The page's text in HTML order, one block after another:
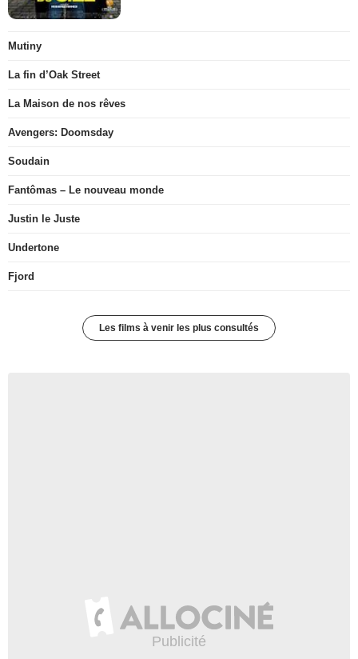
Mutiny
La fin d’Oak Street
La Maison de nos rêves
Avengers: Doomsday
Soudain
Fantômas – Le nouveau monde
Justin le Juste
Undertone
Fjord
Les films à venir les plus consultés